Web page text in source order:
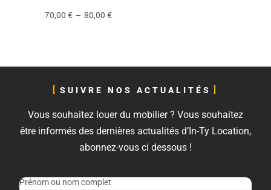
70,00 € – 80,00 €
SUIVRE NOS ACTUALITÉS
Vous souhaitez louer du mobilier ? Vous souhaitez
être informés des dernières actualités d’In-Ty Location,
abonnez-vous ci dessous !
Prénom ou nom complet